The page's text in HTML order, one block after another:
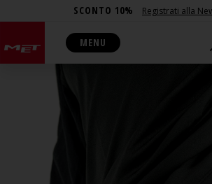
SCONTO 10% Registrati alla
MENU